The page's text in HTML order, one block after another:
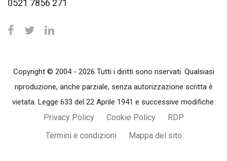
0521 7856 271
Copyright © 2004 - 2026 Tutti i diritti sono riservati. Qualsiasi
riproduzione, anche parziale, senza autorizzazione scritta è
vietata. Legge 633 del 22 Aprile 1941 e successive modifiche.
Privacy Policy Cookie Policy
RDP
Termini e condizioni
Mappa del sito